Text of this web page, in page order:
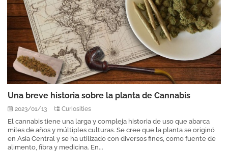
Una breve historia sobre la planta de Cannabis
2023/01/13 Curiosities
El cannabis tiene una larga y compleja historia de uso que abarca
miles de años y múltiples culturas. Se cree que la planta se originó
en Asia Central y se ha utilizado con diversos fines, como fuente de
alimento, fibra y medicina. En...